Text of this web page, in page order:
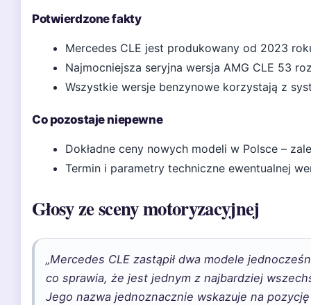
Potwierdzone fakty
Mercedes CLE jest produkowany od 2023
Najmocniejsza seryjna wersja AMG CLE 53
Wszystkie wersje benzynowe korzystają z
Co pozostaje niepewne
Dokładne ceny nowych modeli w Polsce –
Termin i parametry techniczne ewentualnej
Głosy ze sceny motoryzacyjnej
„Mercedes CLE zastąpił dwa modele
co sprawia, że jest jednym z najbardziej
Jego nazwa jednoznacznie wskazuje na